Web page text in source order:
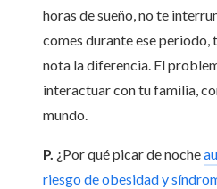
horas de sueño, no te
comes durante ese periodo,
nota la diferencia. El
interactuar con tu familia,
mundo.
P. ¿Por qué picar de noche
riesgo de obesidad y